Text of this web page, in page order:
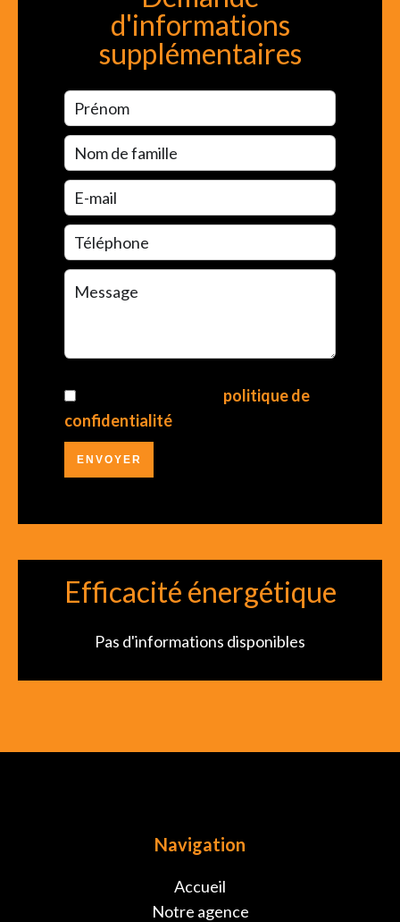
d'informations
supplémentaires
politique de
confidentialité
ENVOYER
Efficacité énergétique
Pas d'informations disponibles
Navigation
Accueil
Notre agence